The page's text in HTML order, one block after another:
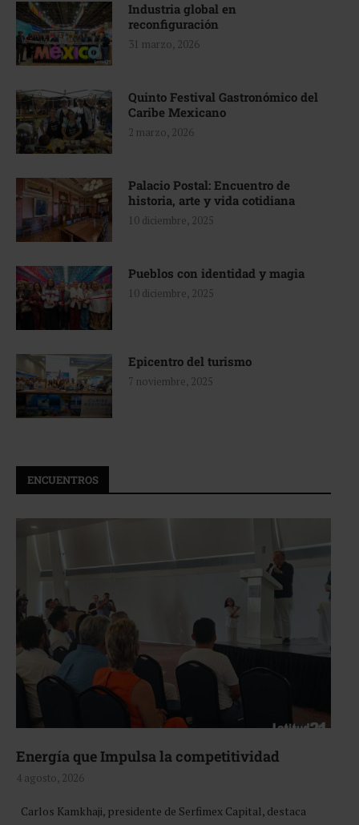
Industria global en
reconfiguración
31 marzo, 2026
Quinto Festival Gastronómico del
Caribe Mexicano
2 marzo, 2026
Palacio Postal: Encuentro de
historia, arte y vida cotidiana
10 diciembre, 2025
Pueblos con identidad y magia
10 diciembre, 2025
Epicentro del turismo
7 noviembre, 2025
ENCUENTROS
Energía que Impulsa la competitividad
4 agosto, 2026
Carlos Kamkhaji, presidente de Serfimex Capital, destaca